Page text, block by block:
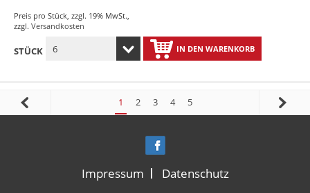
Preis pro Stück, zzgl. 19% MwSt.,
zzgl. Versandkosten
STÜCK IN DEN WARENKORB
1 2 3 4 5
Impressum Datenschutz